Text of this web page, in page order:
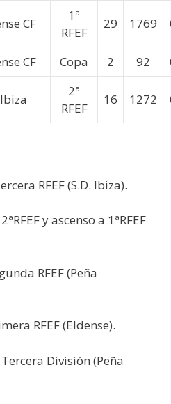
CF
1ª
RFEF
29 1769
CF Copa 2 92
2ª
RFEF
16 1272
RFEF (S.D. Ibiza).
y ascenso a 1ªRFEF
RFEF (Peña
RFEF (Eldense).
División (Peña